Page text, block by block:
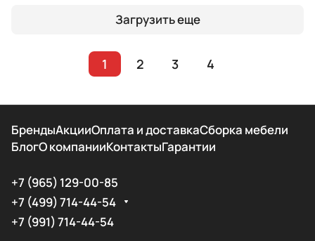
Загрузить еще
1 2 3 4
БрендыАкцииОплата и доставкаСборка мебели
БлогО компанииКонтактыГарантии
+7 (965) 129-00-85
+7 (499) 714-44-54
+7 (991) 714-44-54